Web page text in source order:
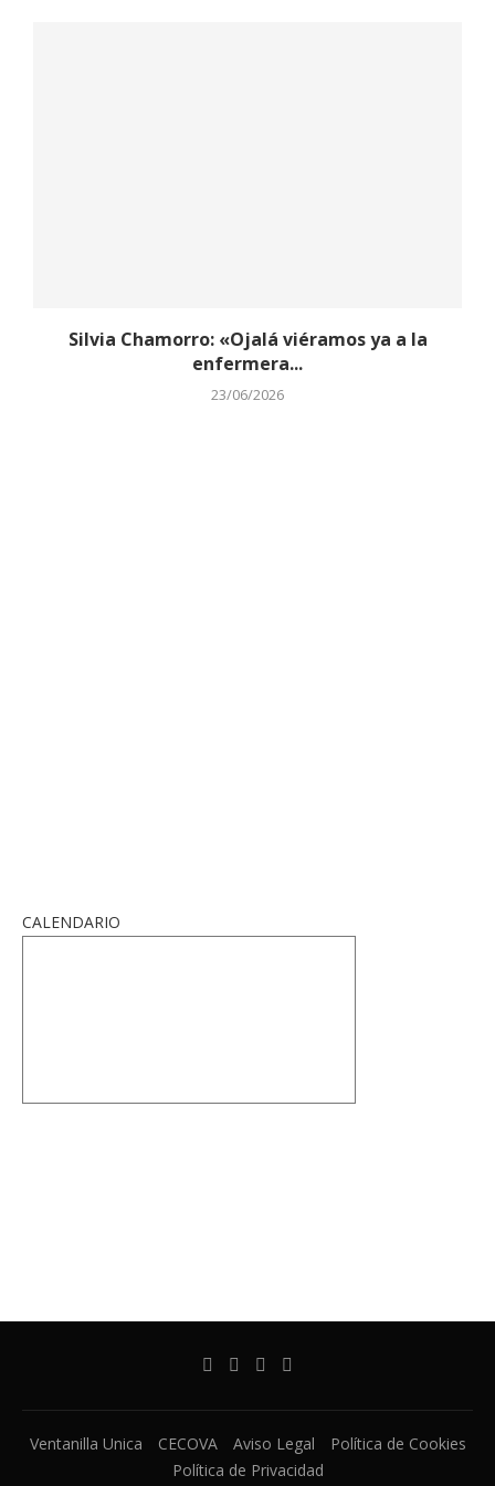
Silvia Chamorro: «Ojalá viéramos ya a la
enfermera...
23/06/2026
CALENDARIO
Ventanilla Unica CECOVA Aviso Legal
Política de Cookies
Política de Privacidad